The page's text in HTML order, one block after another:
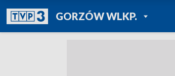
GORZÓW WLKP.POWRÓT DO
TVP REGIONY